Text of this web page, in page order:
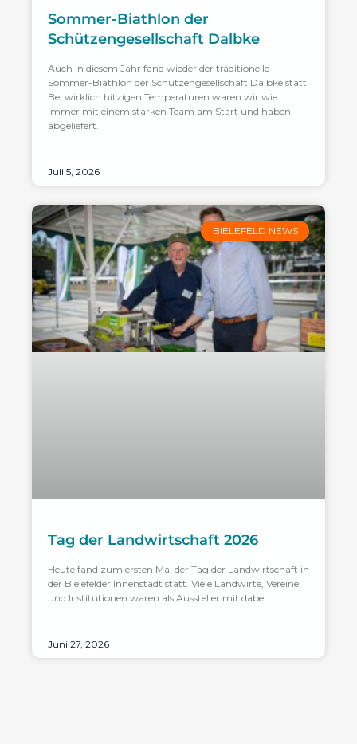
Sommer-Biathlon der
Schützengesellschaft Dalbke
Auch in diesem Jahr fand wieder der traditionelle
Sommer-Biathlon der Schützengesellschaft Dalbke statt.
Bei wirklich hitzigen Temperaturen waren wir wie
immer mit einem starken Team am Start und haben
abgeliefert.
Juli 5, 2026
BIELEFELD NEWS
Tag der Landwirtschaft 2026
Heute fand zum ersten Mal der Tag der Landwirtschaft in
der Bielefelder Innenstadt statt. Viele Landwirte, Vereine
und Institutionen waren als Aussteller mit dabei.
Juni 27, 2026